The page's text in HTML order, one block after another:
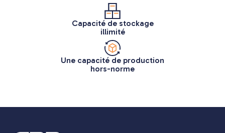
Capacité de stockage
illimité
Une capacité de production
hors-norme